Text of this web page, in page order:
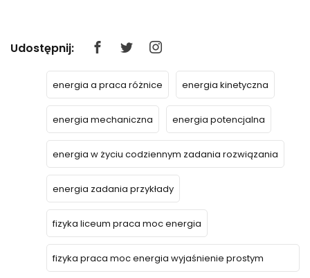
Udostępnij:
energia a praca różnice energia kinetyczna
energia mechaniczna energia potencjalna
energia w życiu codziennym zadania rozwiązania
energia zadania przykłady
fizyka liceum praca moc energia
fizyka praca moc energia wyjaśnienie prostym